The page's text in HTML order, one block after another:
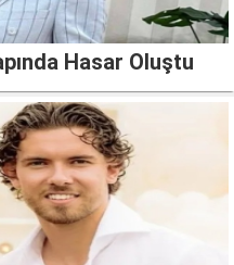
Hasar Oluştu